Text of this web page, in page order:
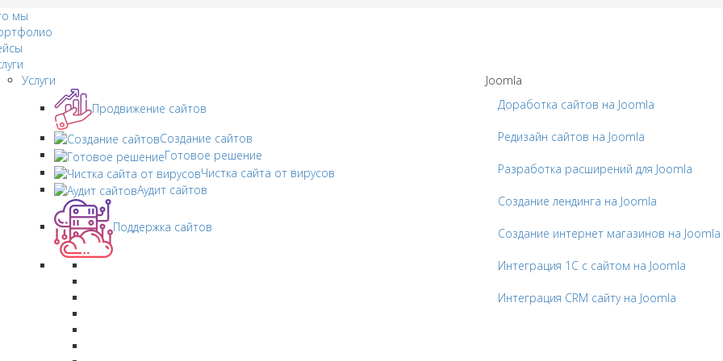
мы
Услуги
Продвижение сайтов
Создание сайтов
Готовое решение
Чистка сайта от вирусов
Аудит сайтов
Поддержка сайтов
Joomla
Доработка сайтов на Joomla
Редизайн сайтов на Joomla
Разработка расширений для Joomla
Создание лендинга на Joomla
Создание интернет магазинов на Joomla
Интеграция 1С с сайтом на Joomla
Интеграция CRM сайту на Joomla